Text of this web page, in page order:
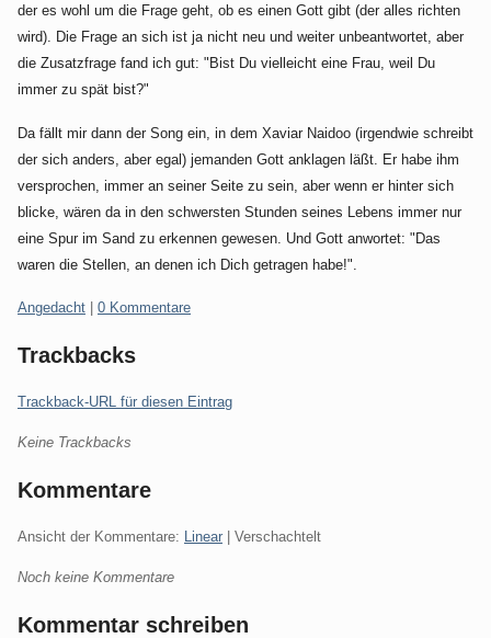
der es wohl um die Frage geht, ob es einen Gott gibt (der alles richten
wird). Die Frage an sich ist ja nicht neu und weiter unbeantwortet, aber
die Zusatzfrage fand ich gut: "Bist Du vielleicht eine Frau, weil Du
immer zu spät bist?"
Da fällt mir dann der Song ein, in dem Xaviar Naidoo (irgendwie schreibt
der sich anders, aber egal) jemanden Gott anklagen läßt. Er habe ihm
versprochen, immer an seiner Seite zu sein, aber wenn er hinter sich
blicke, wären da in den schwersten Stunden seines Lebens immer nur
eine Spur im Sand zu erkennen gewesen. Und Gott anwortet: "Das
waren die Stellen, an denen ich Dich getragen habe!".
Kategorien:
Angedacht 0 Kommentare
Trackbacks
Trackback-URL für diesen Eintrag
Keine Trackbacks
Kommentare
Ansicht der Kommentare: Linear | Verschachtelt
Noch keine Kommentare
Kommentar schreiben